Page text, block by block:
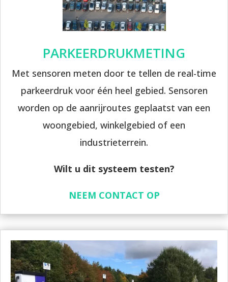
PARKEERDRUKMETING
Met sensoren meten door te tellen de real-time
parkeerdruk voor één heel gebied. Sensoren
worden op de aanrijroutes geplaatst van een
woongebied, winkelgebied of een
industrieterrein.
Wilt u dit systeem testen?
NEEM CONTACT OP